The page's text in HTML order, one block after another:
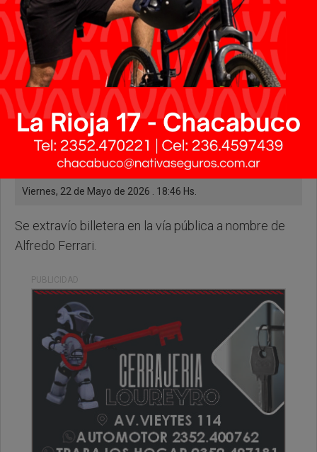
Viernes, 22 de Mayo de 2026 . 18:46 Hs.
Se extravío billetera en la vía pública a nombre de
Alfredo Ferrari.
PUBLICIDAD